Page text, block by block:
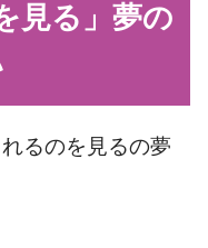
見る」夢の
るのを見るの夢